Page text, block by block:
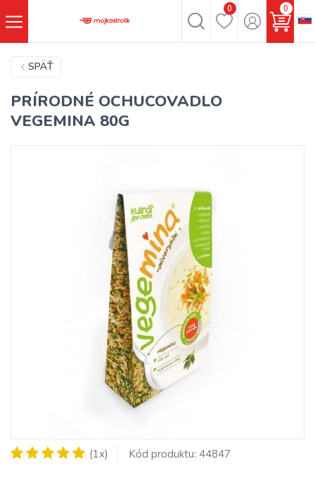
0 0
SPÄŤ
PRÍRODNÉ OCHUCOVADLO
VEGEMINA 80G
(1x) Kód produktu: 44847